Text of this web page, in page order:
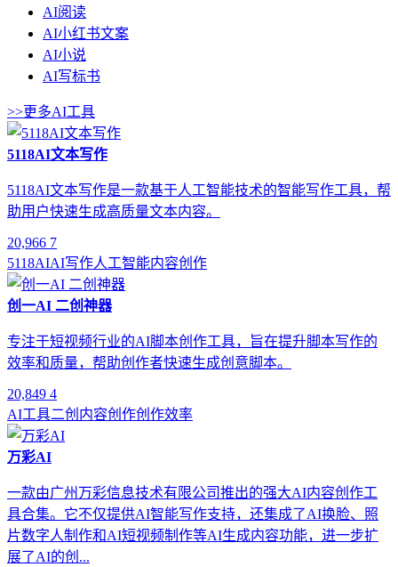
AI阅读
AI小红书文案
AI小说
AI写标书
>>更多AI工具
5118AI文本写作
5118AI文本写作是一款基于人工智能技术的智能写作工具，帮
助用户快速生成高质量文本内容。
20,966 7
5118AIAI写作人工智能内容创作
创一AI 二创神器
专注于短视频行业的AI脚本创作工具，旨在提升脚本写作的
效率和质量，帮助创作者快速生成创意脚本。
20,849 4
AI工具二创 内容创作创作效率
万彩AI
一款由广州万彩信息技术有限公司推出的强大AI内容创作工
具合集。它不仅提供AI智能写作支持，还集成了AI换脸、照
片数字人制作和AI短视频制作等AI生成内容功能，进一步扩
展了AI的创...